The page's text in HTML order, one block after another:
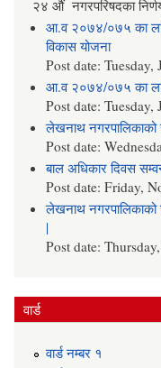
२४ औं नगरपरिषदका
आ.व २०७४/०७५ का
विकास योजना
Post date:Tuesday,
आ.व २०७४/०७५ का
Post date:Tuesday,
लेखनाथ नगरपालिकाको
Post date:
बाल अधिकार दिवस
Post date:Friday,
लेखनाथ नगरपालिकाको
|
Post date:
वार्ड
वार्ड न‌म्बर १